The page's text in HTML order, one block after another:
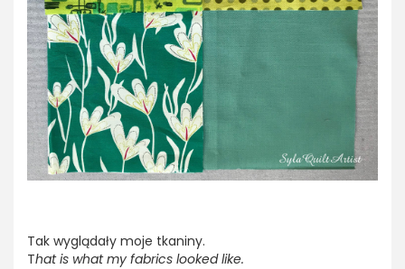
Tak wyglądały moje tkaniny.
That is what my fabrics looked like.